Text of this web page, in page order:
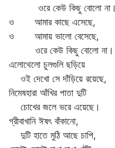
ওরে কেউ কিছু বোলো না।
ও আমার কাছে এসেছে,
ও আমায় ভালো বেসেছে,
ওরে কেউ কিছু বোলো না।
এলোথেলো চুলগুলি ছড়িয়ে
ওই দেখো সে দাঁড়িয়ে রয়েছে,
নিমেষহারা আঁখির পাতা দুটি
চোখের জলে ভরে এয়েছে।
গ্রীবাখানি ঈষৎ বাঁকানো,
দুটি হাতে মুঠি আছে চাপি,